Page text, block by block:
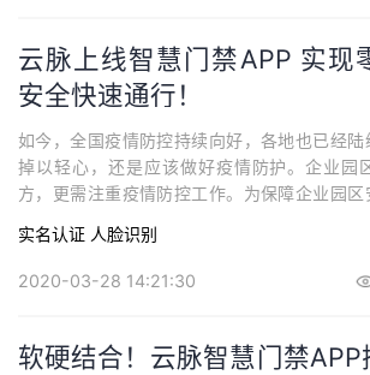
云脉上线智慧门禁APP 实现
安全快速通行！
如今，全国疫情防控持续向好，各地也已经
掉以轻心，还是应该做好疫情防护。企业园
方，更需注重疫情防控工作。为保障企业园区
园区精准牢固的疫情防线。厦门云脉技术研发
实名认证、人脸比对、测温汇总等多项功能
实名认证 人脸识别
2020-03-28 14:21:30
软硬结合！云脉智慧门禁APP